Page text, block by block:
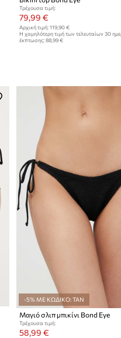
Τρέχουσα τιμή:
79,99 €
Αρχική τιμή: 119,90 €
Η χαμηλότερη τιμή των τελευταίων 30
έκπτωσης: 88,99 €
-5% ΜΕ ΚΩΔΙΚΟ: TAN
Μαγιό σλιπ μπικίνι Bond Eye
Τρέχουσα τιμή:
58,99 €